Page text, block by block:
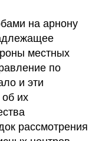
на арнону
местных
по
и эти
их
рассмотрения